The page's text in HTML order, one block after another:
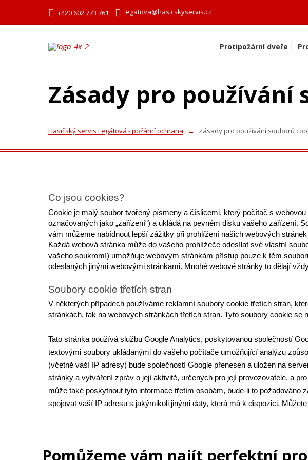
+420 602 773 761 legatova@hasicskyservis.cz
Protipožární dveře
Zásady pro používání
Hasičský servis Legátová - požární ochrana Zásady pro používání souborů
Co jsou cookies?
Cookie je malý soubor tvořený písmeny a číslicemi, který počítač s
označovaných jako „zařízení“) a ukládá na pevném disku vašeho zařízení.
vám můžeme nabídnout lepší zážitky při prohlížení našich webových
Každá webová stránka může do vašeho prohlížeče odesílat své vlastní
vašeho soukromí) umožňuje webovým stránkám přístup pouze k těm
odeslaných jinými webovými stránkami. Mnohé webové stránky to dělají
Soubory cookie třetích stran
V některých případech používáme reklamní soubory cookie třetích stran,
stránkách, tak na webových stránkách třetích stran. Tyto soubory cookie
Tato stránka používá službu Google Analytics, poskytovanou společností
textovými soubory ukládanými do vašeho počítače umožňující analýzu
(včetně vaší IP adresy) bude společností Google přenesen a uložen na
stránky a vytváření zpráv o její aktivitě, určených pro její provozovatele, a
může také poskytnout tyto informace třetím osobám, bude-li to požadováno
spojovat vaší IP adresu s jakýmikoli jinými daty, která má k dispozici.